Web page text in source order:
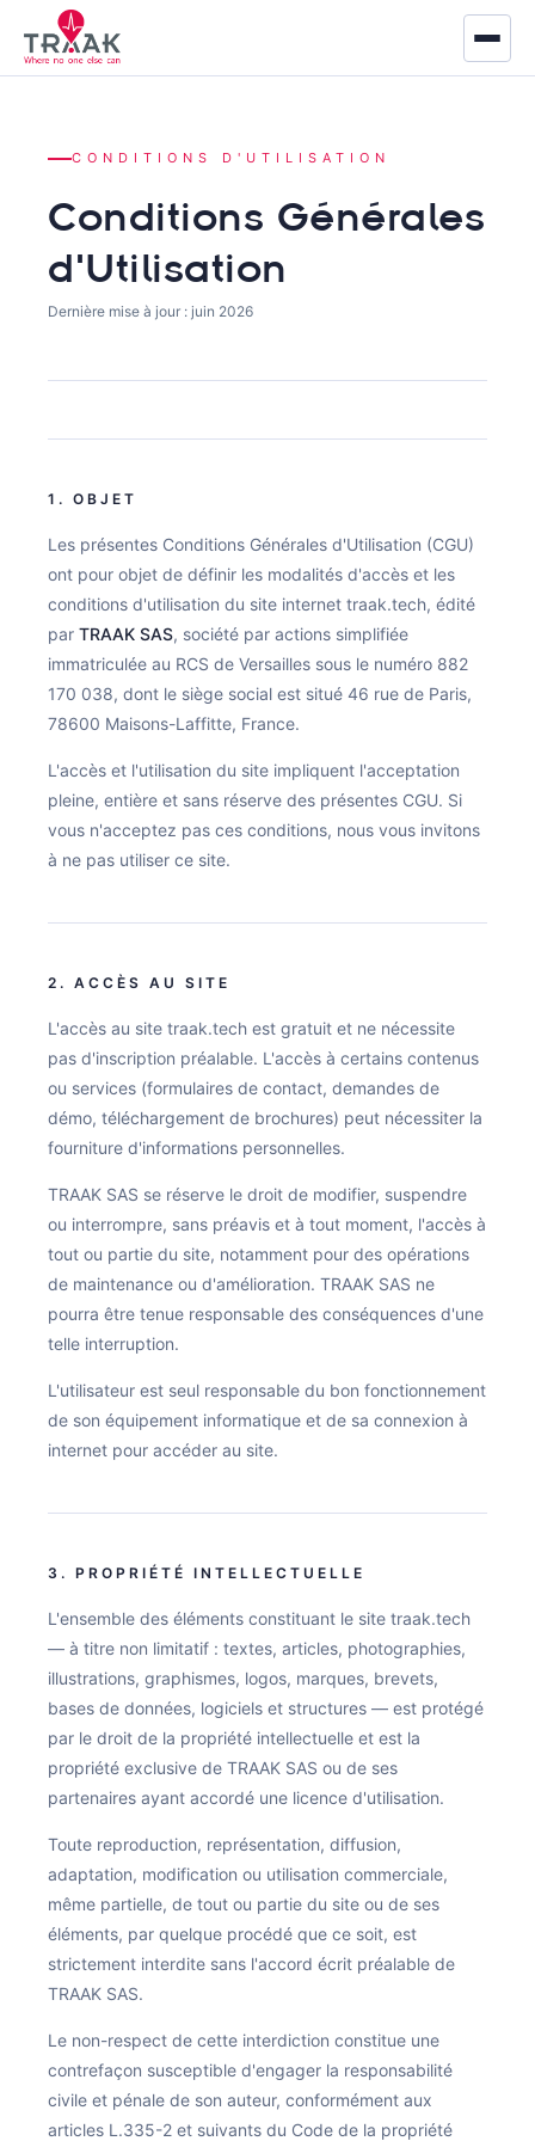
Logistique
Produits
CAVALRY
MMD01
PIXYS 3D
TRAAK-R & TRAAK-S
Ressources
Actualités
Contact
Nous rejoindre
FR
Nous contacter
CONDITIONS D'UTILISATION
Conditions Générales
d'Utilisation
Dernière mise à jour : juin 2026
1. OBJET
Les présentes Conditions Générales d'Utilisation (CGU)
ont pour objet de définir les modalités d'accès et les
conditions d'utilisation du site internet traak.tech, édité
par TRAAK SAS, société par actions simplifiée
immatriculée au RCS de Versailles sous le numéro 882
170 038, dont le siège social est situé 46 rue de Paris,
78600 Maisons-Laffitte, France.
L'accès et l'utilisation du site impliquent l'acceptation
pleine, entière et sans réserve des présentes CGU. Si
vous n'acceptez pas ces conditions, nous vous invitons
à ne pas utiliser ce site.
2. ACCÈS AU SITE
L'accès au site traak.tech est gratuit et ne nécessite
pas d'inscription préalable. L'accès à certains contenus
ou services (formulaires de contact, demandes de
démo, téléchargement de brochures) peut nécessiter la
fourniture d'informations personnelles.
TRAAK SAS se réserve le droit de modifier, suspendre
ou interrompre, sans préavis et à tout moment, l'accès à
tout ou partie du site, notamment pour des opérations
de maintenance ou d'amélioration. TRAAK SAS ne
pourra être tenue responsable des conséquences d'une
telle interruption.
L'utilisateur est seul responsable du bon fonctionnement
de son équipement informatique et de sa connexion à
internet pour accéder au site.
3. PROPRIÉTÉ INTELLECTUELLE
L'ensemble des éléments constituant le site traak.tech
— à titre non limitatif : textes, articles, photographies,
illustrations, graphismes, logos, marques, brevets,
bases de données, logiciels et structures — est protégé
par le droit de la propriété intellectuelle et est la
propriété exclusive de TRAAK SAS ou de ses
partenaires ayant accordé une licence d'utilisation.
Toute reproduction, représentation, diffusion,
adaptation, modification ou utilisation commerciale,
même partielle, de tout ou partie du site ou de ses
éléments, par quelque procédé que ce soit, est
strictement interdite sans l'accord écrit préalable de
TRAAK SAS.
Le non-respect de cette interdiction constitue une
contrefaçon susceptible d'engager la responsabilité
civile et pénale de son auteur, conformément aux
articles L.335-2 et suivants du Code de la propriété